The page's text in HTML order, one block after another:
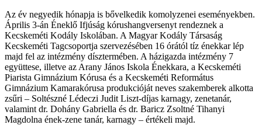
Az év negyedik hónapja is bővelkedik komolyzenei eseményekben.
Április 3-án Éneklő Ifjúság kórushangversenyt rendeznek a
Kecskeméti Kodály Iskolában. A Magyar Kodály Társaság
Kecskeméti Tagcsoportja szervezésében 16 órától tíz énekkar lép
majd fel az intézmény dísztermében. A házigazda intézmény 7
együttese, illetve az Arany János Iskola Énekkara, a Kecskeméti
Piarista Gimnázium Kórusa és a Kecskeméti Református
Gimnázium Kamarakórusa produkcióját neves szakemberek alkotta
zsűri – Soltészné Lédeczi Judit Liszt-díjas karnagy, zenetanár,
valamint dr. Dohány Gabriella és dr. Baricz Zsoltné Tihanyi
Magdolna ének-zene tanár, karnagy – értékeli majd.